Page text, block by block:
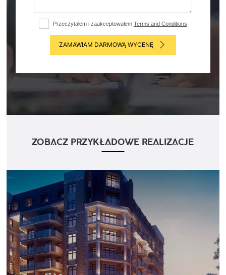
Przeczytałem i zaakceptowałem Terms and Conditions
ZAMAWIAM DARMOWĄ WYCENĘ
ZOBACZ PRZYKŁADOWE REALIZACJE